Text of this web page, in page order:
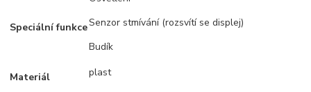
Speciální funkceSenzor stmívání (rozsvítí se displej)
Budík
Materiál plast